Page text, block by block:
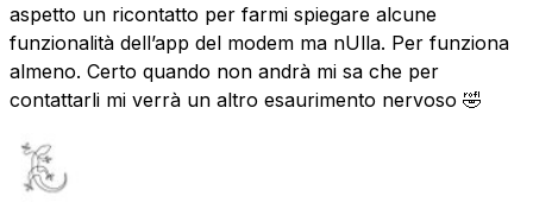
aspetto un ricontatto per farmi spiegare alcune
funzionalità dell’app del modem ma nUlla. Per funziona
almeno. Certo quando non andrà mi sa che per
contattarli mi verrà un altro esaurimento nervoso 🤣